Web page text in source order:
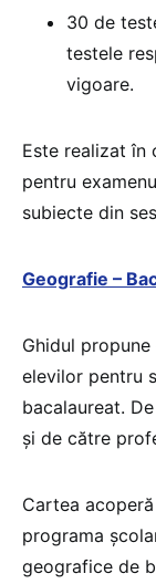
30 de
testele
vigoare.
Este realizat în
pentru
subiecte din
Geografie –
Ghidul
elevilor pentru
bacalaureat.
și de către
Cartea
programa
geografice de